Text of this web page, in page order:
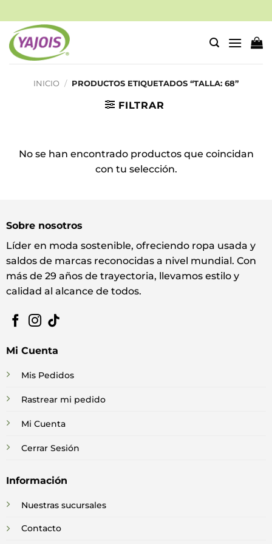
al
contenido
INICIO / PRODUCTOS ETIQUETADOS “TALLA: 68”
FILTRAR
No se han encontrado productos que coincidan
con tu selección.
Sobre nosotros
Líder en moda sostenible, ofreciendo ropa usada y
saldos de marcas reconocidas a nivel mundial. Con
más de 29 años de trayectoria, llevamos estilo y
calidad al alcance de todos.
Mi Cuenta
Mis Pedidos
Rastrear mi pedido
Mi Cuenta
Cerrar Sesión
Información
Nuestras sucursales
Contacto